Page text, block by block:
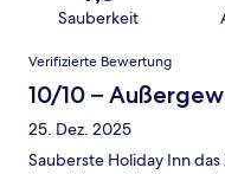
Sauberkeit
Bewertungen
Verifizierte Bewertung
10/10 –
25. Dez. 2025
Sauberste Holiday Inn